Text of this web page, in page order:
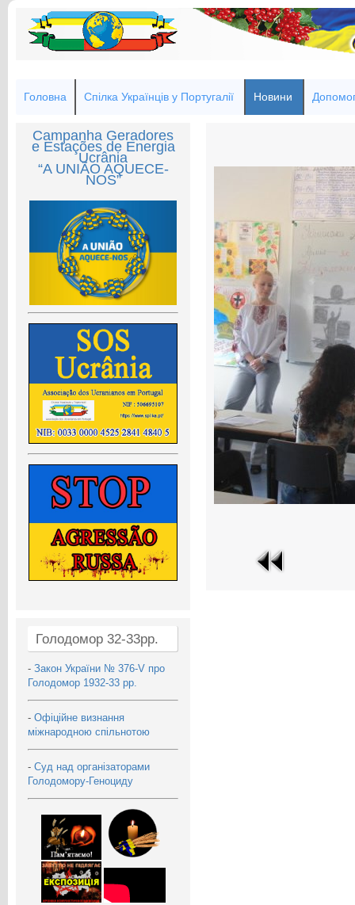
Головна Спілка Українців у Португалії Новини
Campanha Geradores
e Estações de Energia
Ucrânia
“A UNIÃO AQUECE-
NOS”
Голодомор 32-33рр.
- Закон України № 376-V про
Голодомор 1932-33 рр.
- Офіційне визнання
міжнародною спільнотою
- Суд над організаторами
Голодомору-Геноциду